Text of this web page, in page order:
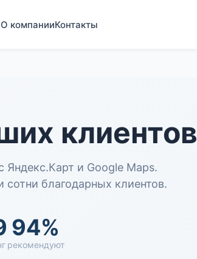
О компанииКонтакты
клиентов
и Google Maps.
благодарных клиентов.
94%
рекомендуют